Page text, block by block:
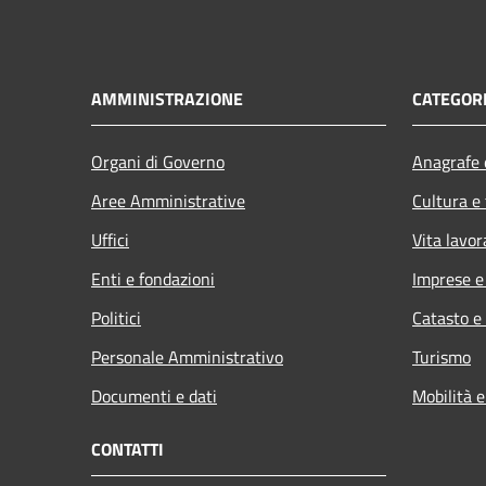
AMMINISTRAZIONE
Organi di Governo
Aree Amministrative
Uffici
Enti e fondazioni
Politici
Personale Amministrativo
Documenti e dati
Cultura
Vita
Imprese
Catasto
Turismo
Mobilità
CONTATTI